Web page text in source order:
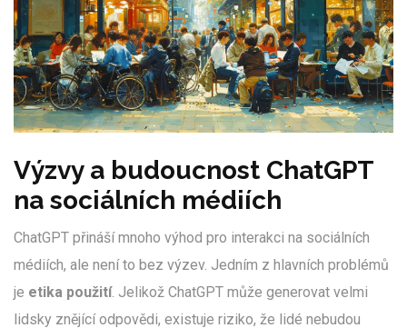
Výzvy a budoucnost ChatGPT
na sociálních médiích
ChatGPT přináší mnoho výhod pro interakci na sociálních
médiích, ale není to bez výzev. Jedním z hlavních problémů
je etika použití. Jelikož ChatGPT může generovat velmi
lidsky znějící odpovědi, existuje riziko, že lidé nebudou